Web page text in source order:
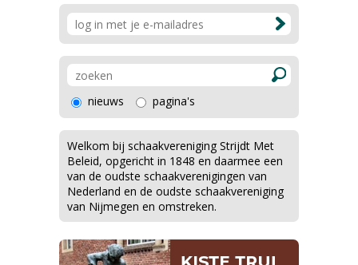
nieuws pagina's
Welkom bij schaakvereniging Strijdt Met
Beleid, opgericht in 1848 en daarmee een
van de oudste schaakverenigingen van
Nederland en de oudste schaakvereniging
van Nijmegen en omstreken.